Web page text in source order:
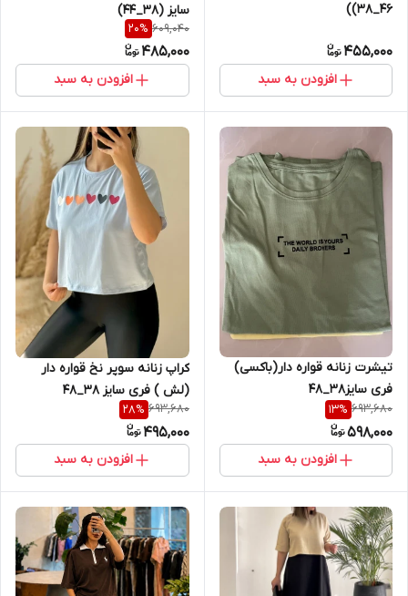
(38_46)
455,000
افزودن به سبد
سایز (۳۸_۴۴)
609,040
20%
485,000
افزودن به سبد
تیشرت زنانه قواره دار(باکسی)
فری سایز38_48
693,680
13%
598,000
افزودن به سبد
کراپ زنانه سوپر نخ قواره دار
(لش ) فری سایز 38_48
693,680
28%
495,000
افزودن به سبد